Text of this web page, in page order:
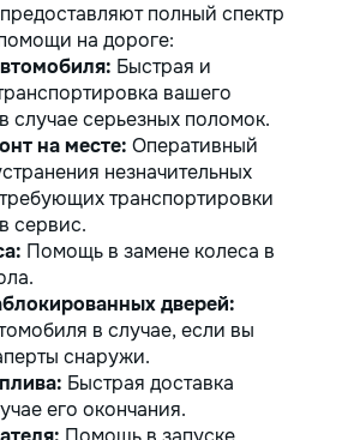
полный спектр
на дороге:
Быстрая и
вашего
случае серьезных поломок.
на месте: Оперативный
незначительных
транспортировки
сервис.
Помощь в замене колеса в
дверей:
в случае, если вы
снаружи.
Быстрая доставка
его окончания.